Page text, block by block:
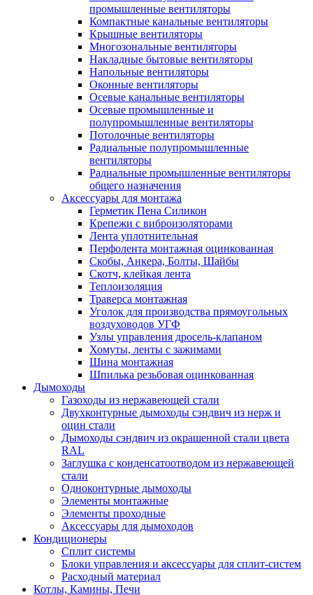
промышленные вентиляторы
Компактные канальные вентиляторы
Крышные вентиляторы
Многозональные вентиляторы
Накладные бытовые вентиляторы
Напольные вентиляторы
Оконные вентиляторы
Осевые канальные вентиляторы
Осевые промышленные и
полупромышленные вентиляторы
Потолочные вентиляторы
Радиальные полупромышленные
вентиляторы
Радиальные промышленные вентиляторы
общего назначения
Аксессуары для монтажа
Герметик Пена Силикон
Крепежи с виброизоляторами
Лента уплотнительная
Перфолента монтажная оцинкованная
Скобы, Анкера, Болты, Шайбы
Скотч, клейкая лента
Теплоизоляция
Траверса монтажная
Уголок для производства прямоугольных
воздуховодов УГФ
Узлы управления дросель-клапаном
Хомуты, ленты с зажимами
Шина монтажная
Шпилька резьбовая оцинкованная
Дымоходы
Газоходы из нержавеющей стали
Двухконтурные дымоходы сэндвич из нерж и
оцин стали
Дымоходы сэндвич из окрашенной стали цвета
RAL
Заглушка с конденсатоотводом из нержавеющей
стали
Одноконтурные дымоходы
Элементы монтажные
Элементы проходные
Аксессуары для дымоходов
Кондиционеры
Сплит системы
Блоки управления и аксессуары для сплит-систем
Расходный материал
Котлы, Камины, Печи